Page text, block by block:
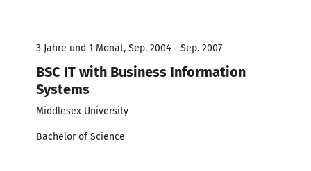
3 Jahre und 1 Monat, Sep. 2004 - Sep. 2007
BSC IT with Business Information
Systems
Middlesex University
Bachelor of Science